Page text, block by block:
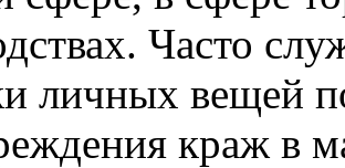
Часто
личных вещей
краж в